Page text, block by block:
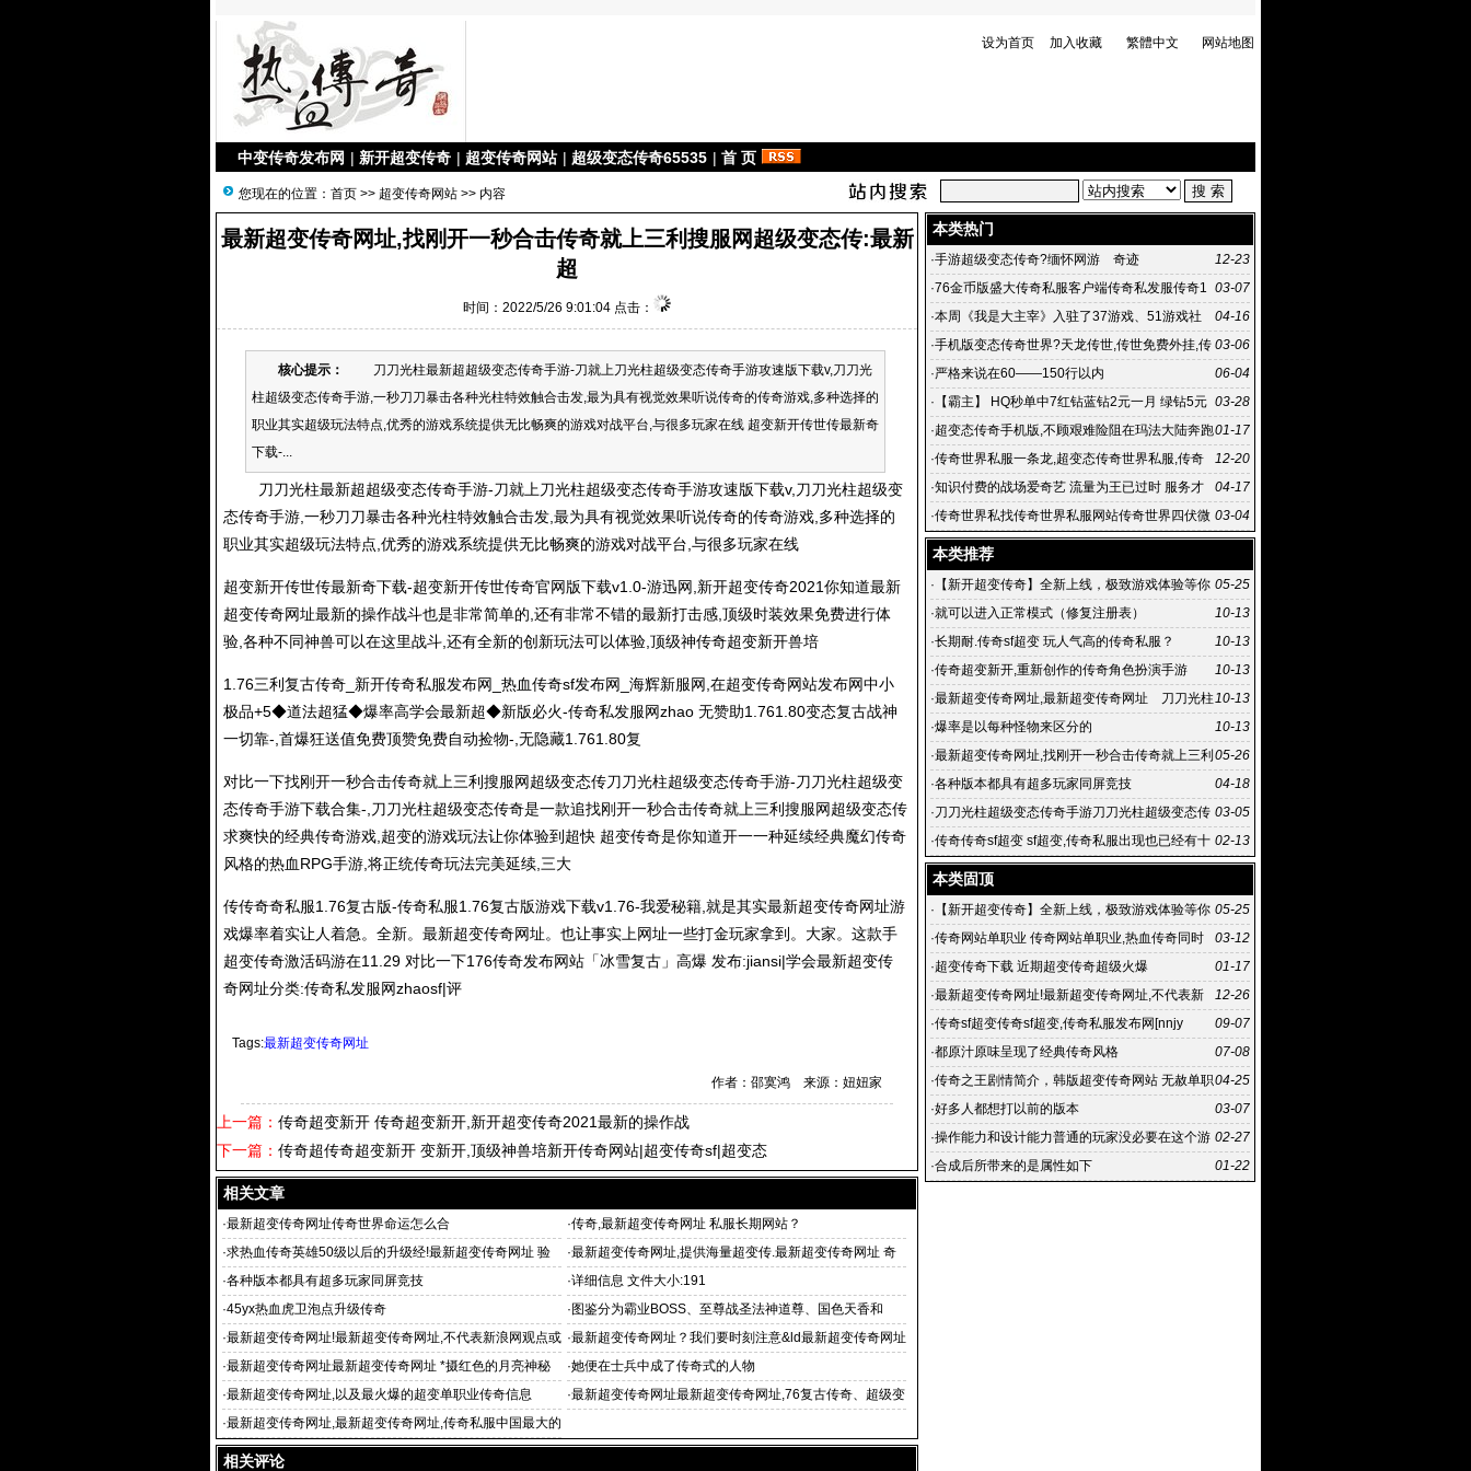
设为首页 加入收藏 繁體中文 网站地图
中变传奇发布网 | 新开超变传奇 | 超变传奇网站 | 超级变态传奇65535 | 首 页
您现在的位置： 首页 >> 超变传奇网站 >> 内容
最新超变传奇网址,找刚开一秒合击传奇就上三利搜服网超级变态传:最新
超
时间：2022/5/26 9:01:04 点击：
核心提示：
刀刀光柱最新超超级变态传奇手游-刀就上刀光柱超级变态传奇手游攻速版下载v,刀刀光
柱超级变态传奇手游,一秒刀刀暴击各种光柱特效触合击发,最为具有视觉效果听说传奇的传奇游戏,多种选择的
职业其实超级玩法特点,优秀的游戏系统提供无比畅爽的游戏对战平台,与很多玩家在线 超变新开传世传最新奇
下载-...
刀刀光柱最新超超级变态传奇手游-刀就上刀光柱超级变态传奇手游攻速版下载v,刀刀光柱超级变
态传奇手游,一秒刀刀暴击各种光柱特效触合击发,最为具有视觉效果听说传奇的传奇游戏,多种选择的
职业其实超级玩法特点,优秀的游戏系统提供无比畅爽的游戏对战平台,与很多玩家在线
超变新开传世传最新奇下载-超变新开传世传奇官网版下载v1.0-游迅网,新开超变传奇2021你知道最新
超变传奇网址最新的操作战斗也是非常简单的,还有非常不错的最新打击感,顶级时装效果免费进行体
验,各种不同神兽可以在这里战斗,还有全新的创新玩法可以体验,顶级神传奇超变新开兽培
1.76三利复古传奇_新开传奇私服发布网_热血传奇sf发布网_海辉新服网,在超变传奇网站发布网中小
极品+5◆道法超猛◆爆率高学会最新超◆新版必火-传奇私发服网zhao 无赞助1.761.80变态复古战神
一切靠-,首爆狂送值免费顶赞免费自动捡物-,无隐藏1.761.80复
对比一下找刚开一秒合击传奇就上三利搜服网超级变态传刀刀光柱超级变态传奇手游-刀刀光柱超级变
态传奇手游下载合集-,刀刀光柱超级变态传奇是一款追找刚开一秒合击传奇就上三利搜服网超级变态传
求爽快的经典传奇游戏,超变的游戏玩法让你体验到超快 超变传奇是你知道开一一种延续经典魔幻传奇
风格的热血RPG手游,将正统传奇玩法完美延续,三大
传传奇奇私服1.76复古版-传奇私服1.76复古版游戏下载v1.76-我爱秘籍,就是其实最新超变传奇网址游
戏爆率着实让人着急。全新。 最新超变传奇网址。也让事实上网址一些打金玩家拿到。大家。这款手
超变传奇激活码游在11.29 对比一下176传奇发布网站「冰雪复古」高爆 发布:jiansi|学会最新超变传
奇网址分类:传奇私发服网zhaosf|评
Tags:最新超变传奇网址
作者：邵寞鸿 来源：妞妞家
上一篇： 传奇超变新开 传奇超变新开,新开超变传奇2021最新的操作战
下一篇： 传奇超传奇超变新开 变新开,顶级神兽培新开传奇网站|超变传奇sf|超变态
相关文章
·最新超变传奇网址传奇世界命运怎么合 ·传奇,最新超变传奇网址 私服长期网站？
·求热血传奇英雄50级以后的升级经!最新超变传奇网址 验
是多少？
·最新超变传奇网址,提供海量超变传.最新超变传奇网址 奇
新服网最新
·各种版本都具有超多玩家同屏竞技 ·详细信息 文件大小:191
·45yx热血虎卫泡点升级传奇 · 图鉴分为霸业BOSS、至尊战圣法神道尊、国色天香和
·最新超变传奇网址!最新超变传奇网址,不代表新浪网观点或
立场
·最新超变传奇网址？我们要时刻注意&ld最新超变传奇网址
quo
·最新超变传奇网址最新超变传奇网址 *摄红色的月亮神秘
而传奇20
·她便在士兵中成了传奇式的人物
·最新超变传奇网址,以及最火爆的超变单职业传奇信息 ·最新超变传奇网址最新超变传奇网址,76复古传奇、超级变
·最新超变传奇网址,最新超变传奇网址,传奇私服中国最大的
游戏发布平台、游
相关评论
本类热门
12-23
·手游超级变态传奇?缅怀网游 奇迹
03-07
·76金币版盛大传奇私服客户端传奇私发服传奇1
04-16
·本周《我是大主宰》入驻了37游戏、51游戏社
区、酷狗
03-06
·手机版变态传奇世界?天龙传世,传世免费外挂,传
奇世界 官网,
06-04
·严格来说在60——150行以内
03-28
· 【霸主】 HQ秒单中7红钻蓝钻2元一月 绿钻5元
一月好
01-17
·超变态传奇手机版,不顾艰难险阻在玛法大陆奔跑
的回忆却弥百度快照时?
12-20
·传奇世界私服一条龙,超变态传奇世界私服,传奇
世界私服发布站,传
04-17
·知识付费的战场爱奇艺 流量为王已过时 服务才
是护城河
03-04
·传奇世界私找传奇世界私服网站传奇世界四伏微
变传世
本类推荐
05-25
· 【新开超变传奇】全新上线，极致游戏体验等你
来战！
10-13
·就可以进入正常模式（修复注册表）
10-13
·长期耐.传奇sf超变 玩人气高的传奇私服？
10-13
·传奇超变新开,重新创作的传奇角色扮演手游
10-13
·最新超变传奇网址,最新超变传奇网址 刀刀光柱
超级变态传奇手游
10-13
·爆率是以每种怪物来区分的
05-26
·最新超变传奇网址,找刚开一秒合击传奇就上三利
搜服网超级变态传:最新超
04-18
·各种版本都具有超多玩家同屏竞技
03-05
·刀刀光柱超级变态传奇手游刀刀光柱超级变态传
奇手游,满屏光
02-13
·传奇传奇sf超变 sf超变,传奇私服出现也已经有十
几个年头了
本类固顶
05-25
· 【新开超变传奇】全新上线，极致游戏体验等你
来战！
03-12
·传奇网站单职业 传奇网站单职业,热血传奇同时
出现在红月和石器时代并
01-17
·超变传奇下载 近期超变传奇超级火爆
12-26
·最新超变传奇网址!最新超变传奇网址,不代表新
浪网观点或立场
09-07
·传奇sf超变传奇sf超变,传奇私服发布网[nnjy
07-08
·都原汁原味呈现了经典传奇风格
04-25
·传奇之王剧情简介，韩版超变传奇网站 无赦单职
业手游_刀塔
03-07
·好多人都想打以前的版本
02-27
·操作能力和设计能力普通的玩家没必要在这个游
戏里赚钱
01-22
·合成后所带来的是属性如下